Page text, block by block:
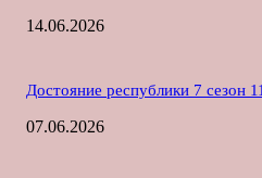
14.06.2026
Достояние республики 7 сезон
07.06.2026